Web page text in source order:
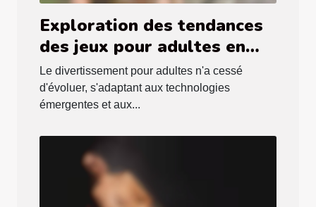
Exploration des tendances
des jeux pour adultes en
2025 : styles et innovations
Le divertissement pour adultes n'a cessé
d'évoluer, s'adaptant aux technologies
émergentes et aux...